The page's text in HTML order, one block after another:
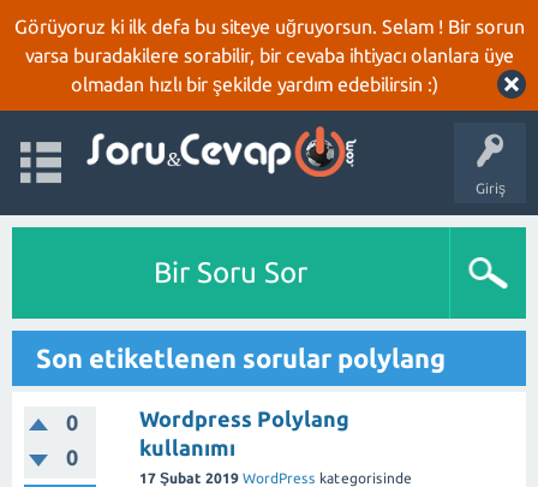
Görüyoruz ki ilk defa bu siteye uğruyorsun. Selam ! Bir sorun
varsa buradakilere sorabilir, bir cevaba ihtiyacı olanlara üye
olmadan hızlı bir şekilde yardım edebilirsin :)
Giriş
Bir Soru Sor
Son etiketlenen sorular polylang
0
0
Wordpress Polylang
kullanımı
17 Şubat 2019 WordPress kategorisinde